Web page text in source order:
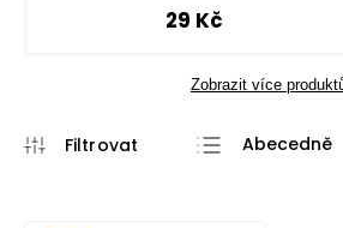
29 Kč
Zobrazit více
Abecedně